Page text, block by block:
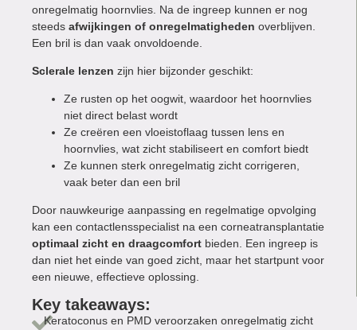
onregelmatig hoornvlies. Na de ingreep kunnen er nog
steeds afwijkingen of onregelmatigheden overblijven.
Een bril is dan vaak onvoldoende.
Sclerale lenzen zijn hier bijzonder geschikt:
Ze rusten op het oogwit, waardoor het hoornvlies
niet direct belast wordt
Ze creëren een vloeistoflaag tussen lens en
hoornvlies, wat zicht stabiliseert en comfort biedt
Ze kunnen sterk onregelmatig zicht corrigeren,
vaak beter dan een bril
Door nauwkeurige aanpassing en regelmatige opvolging
kan een contactlensspecialist na een corneatransplantatie
optimaal zicht en draagcomfort bieden. Een ingreep is
dan niet het einde van goed zicht, maar het startpunt voor
een nieuwe, effectieve oplossing.
Key takeaways:
Keratoconus en PMD veroorzaken onregelmatig zicht